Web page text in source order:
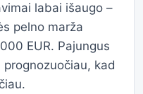
labai išaugo –
pelno marža
EUR. Pajungus
kad